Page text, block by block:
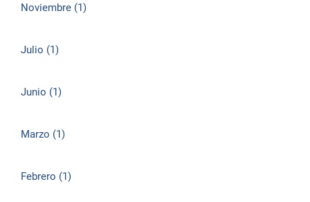
Noviembre (1)
Julio (1)
Junio (1)
Marzo (1)
Febrero (1)